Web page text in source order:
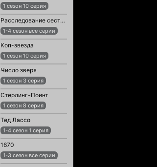
1 сезон 10 серия
Расследование сестры Бонифации
1-4 сезон все серии
Коп-звезда
1 сезон 10 серия
Число зверя
1 сезон 3 серия
Стерлинг-Поинт
1 сезон 8 серия
Тед Лассо
1-4 сезон 1 серия
1670
1-3 сезон все серии